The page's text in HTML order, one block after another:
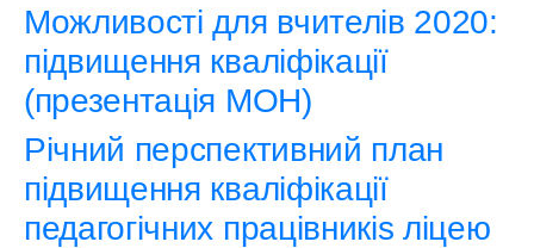
Можливості для вчителів 2020:
підвищення кваліфікації
(презентація МОН)
Річний перспективний план
підвищення кваліфікації
педагогічних працівникіs ліцею